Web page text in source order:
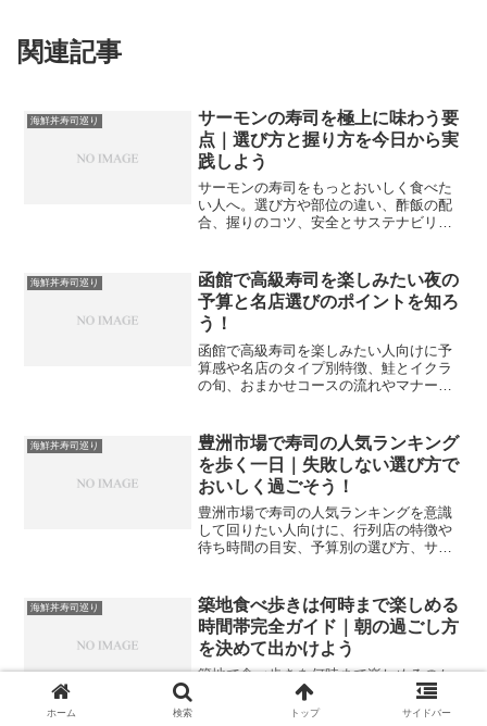
関連記事
海鮮丼寿司巡り
サーモンの寿司を極上に味わう要
点｜選び方と握り方を今日から実
践しよう
サーモンの寿司をもっとおいしく食べた
い人へ。選び方や部位の違い、酢飯の配
合、握りのコツ、安全とサステナビリテ
海鮮丼寿司巡り
函館で高級寿司を楽しみたい夜の
予算と名店選びのポイントを知ろ
う！
函館で高級寿司を楽しみたい人向けに予
算感や名店のタイプ別特徴、鮭とイクラ
の旬、おまかせコースの流れやマナー、
周辺や五稜郭エリアで迷いやすい店選び
のコツも具体的に押さえます。
海鮮丼寿司巡り
豊洲市場で寿司の人気ランキング
を歩く一日｜失敗しない選び方で
おいしく過ごそう！
豊洲市場で寿司の人気ランキングを意識
して回りたい人向けに、行列店の特徴や
待ち時間の目安、予算別の選び方、サー
海鮮丼寿司巡り
築地食べ歩きは何時まで楽しめる
時間帯完全ガイド｜朝の過ごし方
を決めて出かけよう
築地で食べ歩きを何時まで楽しめるのか
を、公式情報と現地の傾向から整理しま
す。コアタイム9〜14時の動き方や海鮮丼
ホーム 検索 トップ サイドバー